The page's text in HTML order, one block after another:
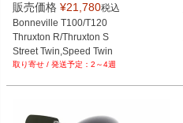
販売価格 ¥21,780税込
Bonneville T100/T120
Thruxton R/Thruxton S
Street Twin,Speed Twin
Bobber, Speed Master
2～4週